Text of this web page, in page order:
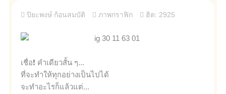
ปิยะพงษ์ ก้อนสมบัติ ภาพกราฟิก ฮิต: 2925
เชื่อ❗ คำเดียวสั้น ๆ...
ที่จะทำให้ทุกอย่างเป็นไปได้
จะทำอะไรก็แล้วแต่...